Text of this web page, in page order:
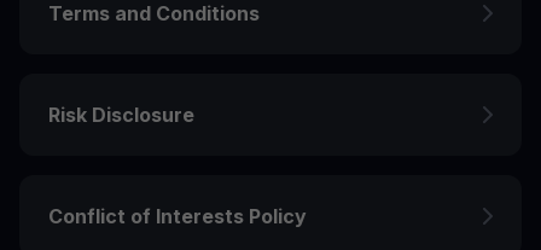
Terms and Conditions
Risk Disclosure
Conflict of Interests Policy